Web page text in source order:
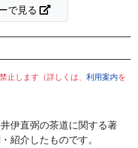
で見る
止します（詳しくは、 利用案内を
伊直弼の茶道に関する著
紹介したものです。